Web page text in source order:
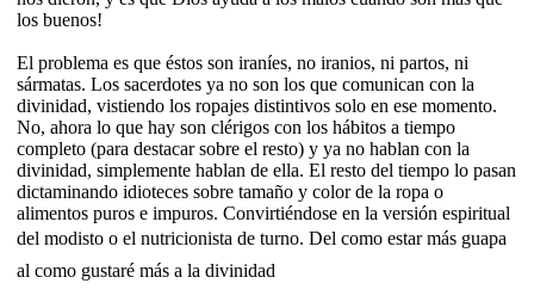
los buenos!
El problema es que éstos son iraníes, no iranios, ni partos, ni
sármatas. Los sacerdotes ya no son los que comunican con la
divinidad, vistiendo los ropajes distintivos solo en ese momento.
No, ahora lo que hay son clérigos con los hábitos a tiempo
completo (para destacar sobre el resto) y ya no hablan con la
divinidad, simplemente hablan de ella. El resto del tiempo lo pasan
dictaminando idioteces sobre tamaño y color de la ropa o
alimentos puros e impuros. Convirtiéndose en la versión espiritual
del modisto o el nutricionista de turno. Del como estar más guapa
al como gustaré más a la divinidad